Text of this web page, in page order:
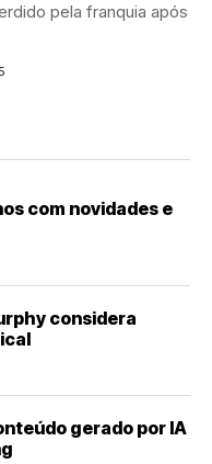
pela franquia após
com novidades e
considera
gerado por IA